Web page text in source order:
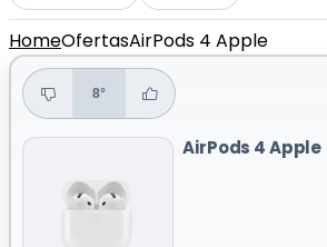
HomeOfertasAirPods 4 Apple
8°
AirPods 4 Apple